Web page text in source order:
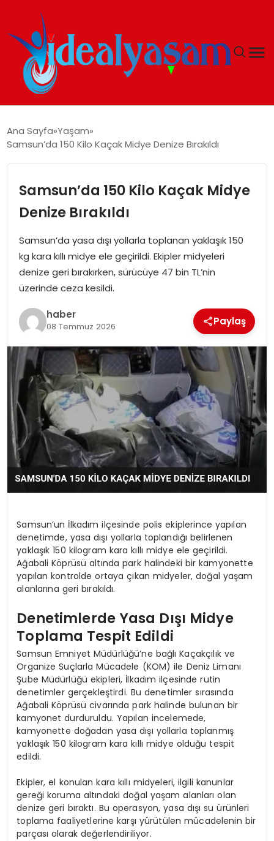
EKONOMI
İDEAL YAŞAM
İDEAL SPOR
YAŞAM
MAGAZIN
SOSYAL HABER
Ana Sayfa Yaşam
Samsun’da 150 Kilo Kaçak Midye Denize Bırakıldı
Samsun’da 150 Kilo Kaçak Midye
Denize Bırakıldı
Samsun’da yasa dışı yollarla toplanan yaklaşık 150
kg kara kıllı midye ele geçirildi. Ekipler midyeleri
denize geri bırakırken, sürücüye 47 bin TL’nin
üzerinde ceza kesildi.
haber
08 Temmuz 2026 Paylaş
Samsun’un İlkadım ilçesinde polis ekiplerince yapılan
denetimde, yasa dışı yollarla toplandığı belirlenen
yaklaşık 150 kilogram kara kıllı midye ele geçirildi.
Ağabali Köprüsü altında park halindeki bir kamyonette
yapılan kontrolde ortaya çıkan midyeler, doğal yaşam
alanlarına geri bırakıldı.
Denetimlerde Yasa Dışı Midye
Toplama Tespit Edildi
Samsun Emniyet Müdürlüğü’ne bağlı Kaçakçılık ve
Organize Suçlarla Mücadele (KOM) ile Deniz Limanı
Şube Müdürlüğü ekipleri, İlkadım ilçesinde rutin
denetimler gerçekleştirdi. Bu denetimler sırasında
Ağabali Köprüsü civarında park halinde bulunan bir
kamyonet durduruldu. Yapılan incelemede,
kamyonette doğadan yasa dışı yollarla toplanmış
yaklaşık 150 kilogram kara kıllı midye olduğu tespit
edildi.
Ekipler, el konulan kara kıllı midyeleri, ilgili kanunlar
gereği koruma altındaki doğal yaşam alanları olan
denize geri bıraktı. Bu operasyon, yasa dışı su ürünleri
toplama faaliyetlerine karşı yürütülen mücadelenin bir
parçası olarak değerlendiriliyor.